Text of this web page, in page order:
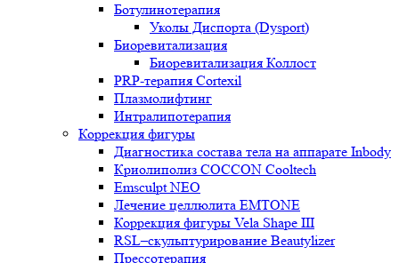
Ботулинотерапия
Уколы Диспорта (Dysport)
Биоревитализация
Биоревитализация Коллост
PRP-терапия Cortexil
Плазмолифтинг
Интралипотерапия
Коррекция фигуры
Диагностика состава тела на аппарате Inbody
Криолиполиз COCCON Cooltech
Emsculpt NEO
Лечение целлюлита EMTONE
Коррекция фигуры Vela Shape III
RSL–скульптурирование Beautylizer
Прессотерапия